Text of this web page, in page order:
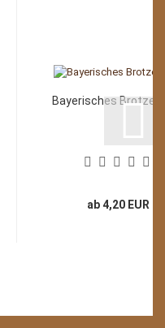
Bayerisches
ab 4,20 EUR